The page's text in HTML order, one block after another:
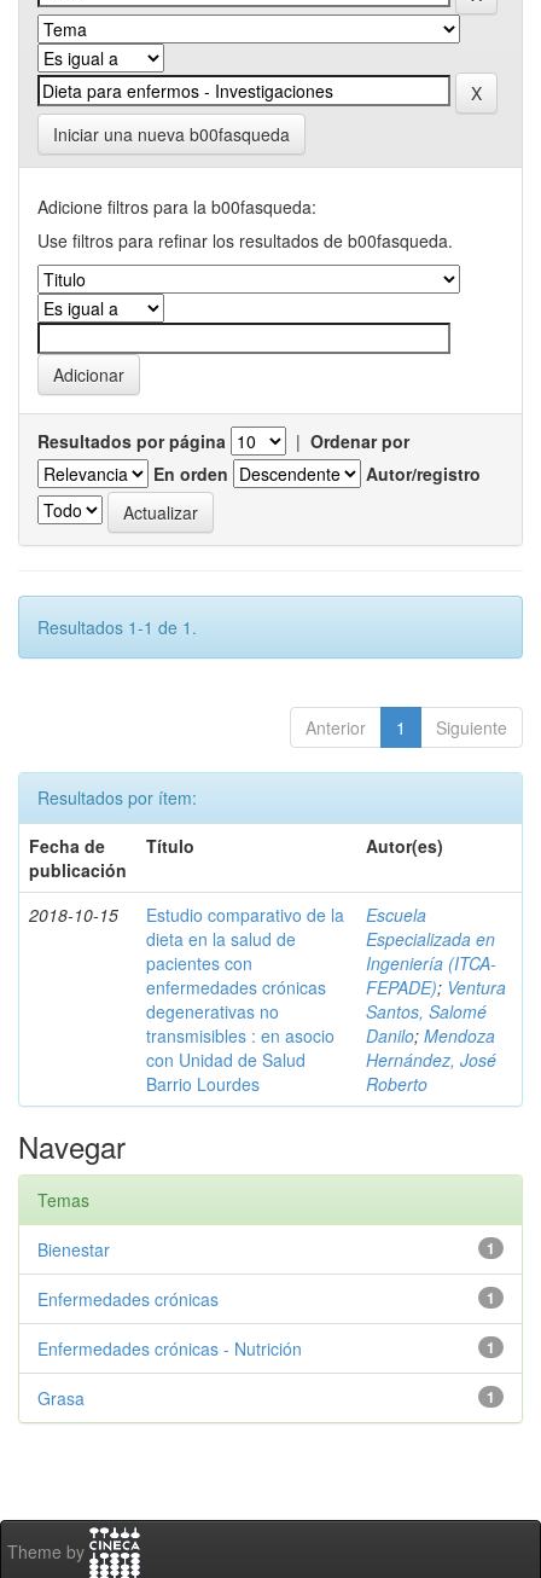
Iniciar una nueva b00fasqueda
Adicione filtros para la b00fasqueda:
Use filtros para refinar los resultados de b00fasqueda.
Resultados por página | Ordenar por
En orden
Autor/registro
Resultados 1-1 de 1.
Anterior 1 Siguiente
Resultados por ítem:
Fecha de
publicación
Título Autor(es)
2018-10-15
Estudio comparativo de la
dieta en la salud de
pacientes con
enfermedades crónicas
degenerativas no
transmisibles : en asocio
con Unidad de Salud
Barrio Lourdes
Escuela
Especializada en
Ingeniería (ITCA-
FEPADE); Ventura
Santos, Salomé
Danilo; Mendoza
Hernández, José
Roberto
Navegar
Temas
1
Bienestar
1
Enfermedades crónicas
1
Enfermedades crónicas - Nutrición
1
Grasa
Theme by